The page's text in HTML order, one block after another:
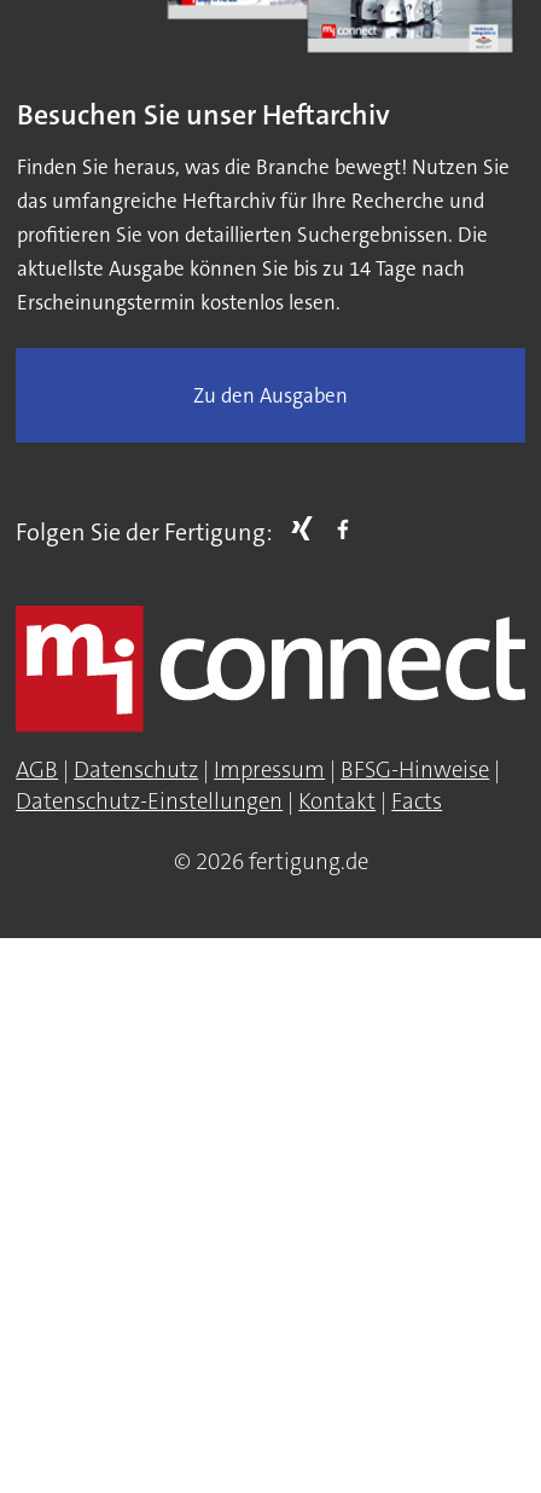
Besuchen Sie unser Heftarchiv
Finden Sie heraus, was die Branche bewegt! Nutzen Sie
das umfangreiche Heftarchiv für Ihre Recherche und
profitieren Sie von detaillierten Suchergebnissen. Die
aktuellste Ausgabe können Sie bis zu 14 Tage nach
Erscheinungstermin kostenlos lesen.
Zu den Ausgaben
Folgen Sie der Fertigung:
AGB | Datenschutz | Impressum | BFSG-Hinweise |
Datenschutz-Einstellungen | Kontakt | Facts
© 2026 fertigung.de